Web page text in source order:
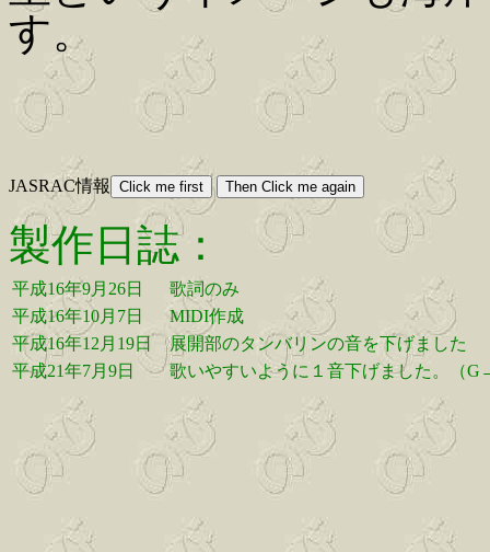
す。
JASRAC情報
製作日誌：
平成16年9月26日
歌詞のみ
平成16年10月7日
MIDI作成
平成16年12月19日
展開部のタンバリンの音を下げました
平成21年7月9日
歌いやすいように１音下げました。（